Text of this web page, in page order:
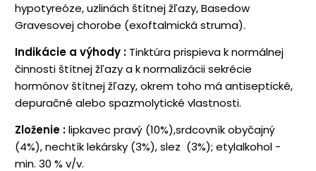
hypotyreóze, uzlinách štítnej žľazy, Basedow
Gravesovej chorobe (exoftalmická struma).
Indikácie a výhody : Tinktúra prispieva k normálnej
činnosti štítnej žľazy a k normalizácii sekrécie
hormónov štítnej žľazy, okrem toho má antiseptické,
depuračné alebo spazmolytické vlastnosti.
Zloženie :lipkavec pravý (10%),srdcovník obyčajný
(4%), nechtík lekársky (3%), slez (3%); etylalkohol -
min. 30 % v/v.